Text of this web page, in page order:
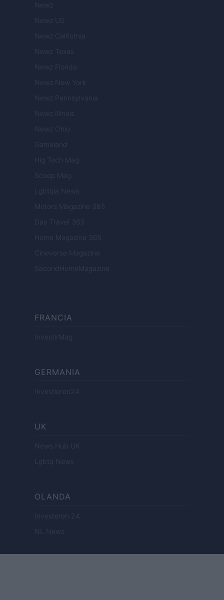
Newz
Newz US
Newz California
Newz Texas
Newz Florida
Newz New York
Newz Pennsylvania
Newz Illinois
Newz Ohio
Gameland
Hig Tech Mag
Scoop Mag
Lgbtqia News
Motors Magazine 365
Day Travel 365
Home Magazine 365
Cineverse Magazine
SecondHomeMagazine
FRANCIA
InvestirMag
GERMANIA
Investieren24
UK
News Hub UK
Lgbtq News
OLANDA
Investeren 24
NL Newz